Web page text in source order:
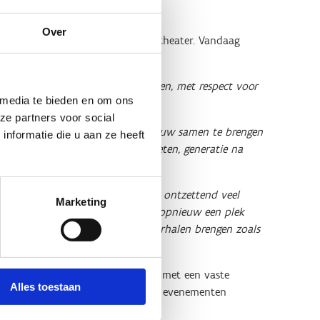
Over
te bieden en om ons
partners voor social
die u aan ze heeft
Marketing
Alles toestaan
voor een nieuw tijdelijk theater. Vandaag
kunnen denken én creëren, met respect voor
manier om het publiek opnieuw samen te brengen
raken, ontroeren en laten genieten, generatie na
“Deze nieuwe locatie opent ontzettend veel
dit tijdelijk theater kunnen we opnieuw een plek
we hier grote en kleine verhalen brengen zoals
zal worden gewerkt, maar met een vaste
locatie ook opnieuw externe evenementen